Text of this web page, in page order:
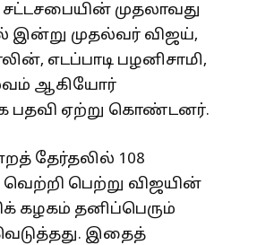
சட்டசபையின் முதலாவது
இன்று முதல்வர் விஜய்,
எடப்பாடி பழனிசாமி,
ஆகியோர்
பதவி ஏற்று கொண்டனர்.
தேர்தலில் 108
பெற்று விஜயின்
கழகம் தனிப்பெரும்
இதைத்